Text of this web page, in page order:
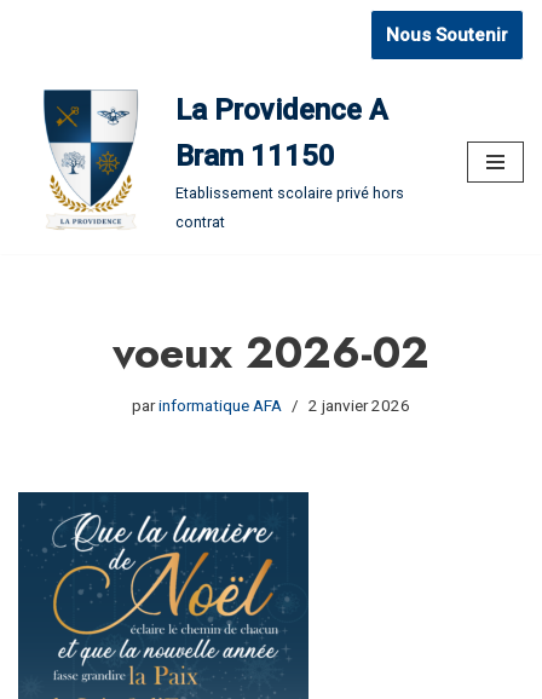
contenu
Nous Soutenir
La Providence A
Bram 11150
Etablissement scolaire privé hors
contrat
voeux 2026-02
parinformatique AFA 2 janvier 2026